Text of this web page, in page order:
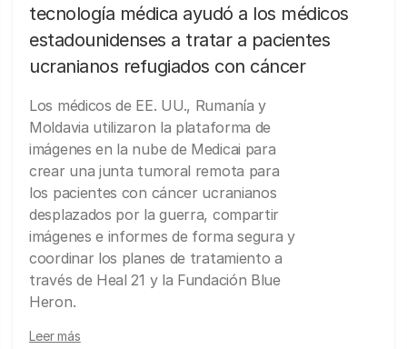
tecnología médica ayudó a los médicos
estadounidenses a tratar a pacientes
ucranianos refugiados con cáncer
Los médicos de EE. UU., Rumanía y
Moldavia utilizaron la plataforma de
imágenes en la nube de Medicai para
crear una junta tumoral remota para
los pacientes con cáncer ucranianos
desplazados por la guerra, compartir
imágenes e informes de forma segura y
coordinar los planes de tratamiento a
través de Heal 21 y la Fundación Blue
Heron.
Leer más